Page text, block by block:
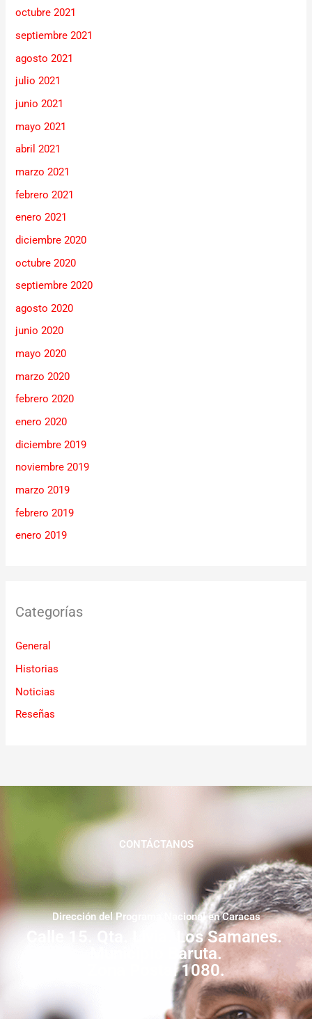
octubre 2021
septiembre 2021
agosto 2021
julio 2021
junio 2021
mayo 2021
abril 2021
marzo 2021
febrero 2021
enero 2021
diciembre 2020
octubre 2020
septiembre 2020
agosto 2020
junio 2020
mayo 2020
marzo 2020
febrero 2020
enero 2020
diciembre 2019
noviembre 2019
marzo 2019
febrero 2019
enero 2019
Categorías
General
Historias
Noticias
Reseñas
CONTÁCTANOS
Dirección del Programa Nacional en Caracas
Calle 15. Qta. Livia. Los Samanes.
Municipio Baruta.
Zona Postal 1080.